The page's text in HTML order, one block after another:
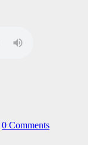
0 Comments